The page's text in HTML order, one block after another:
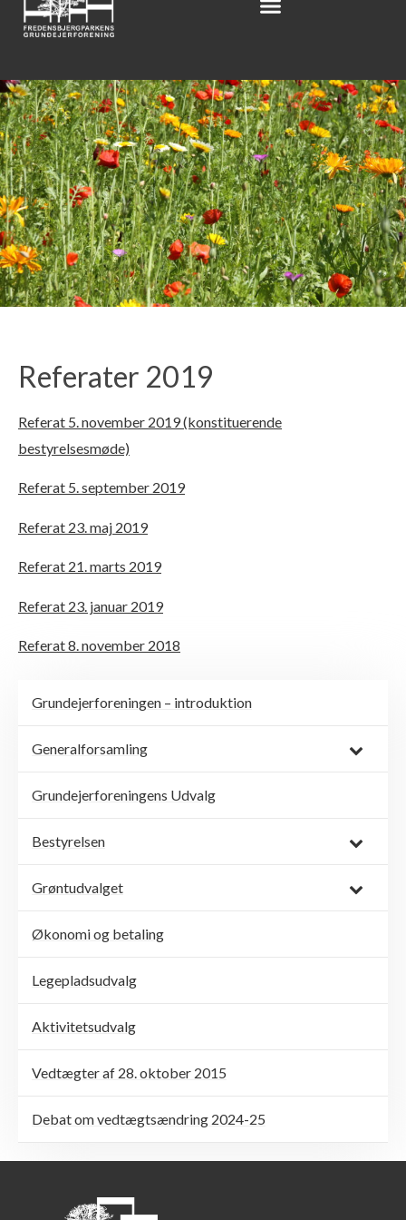
Grundejerforeningen – introduktion
Generalforsamling
Grundejerforeningens Udvalg
Bestyrelsen
Grøntudvalget
Økonomi og betaling
Legepladsudvalg
Aktivitetsudvalg
Vedtægter af 28. oktober 2015
Debat om vedtægtsændring 2024-25
Referater 2019
Referat 5. november 2019 (konstituerende
bestyrelsesmøde)
Referat 5. september 2019
Referat 23. maj 2019
Referat 21. marts 2019
Referat 23. januar 2019
Referat 8. november 2018